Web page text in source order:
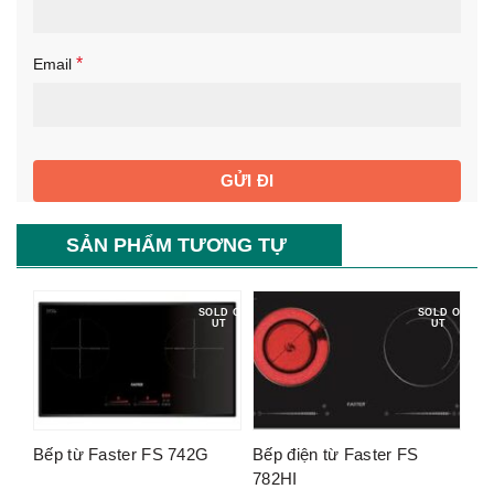
Email *
SẢN PHẨM TƯƠNG TỰ
SOLD O
UT
Bếp từ Faster FS 742G
SOLD O
UT
Bếp điện từ Faster FS
782HI